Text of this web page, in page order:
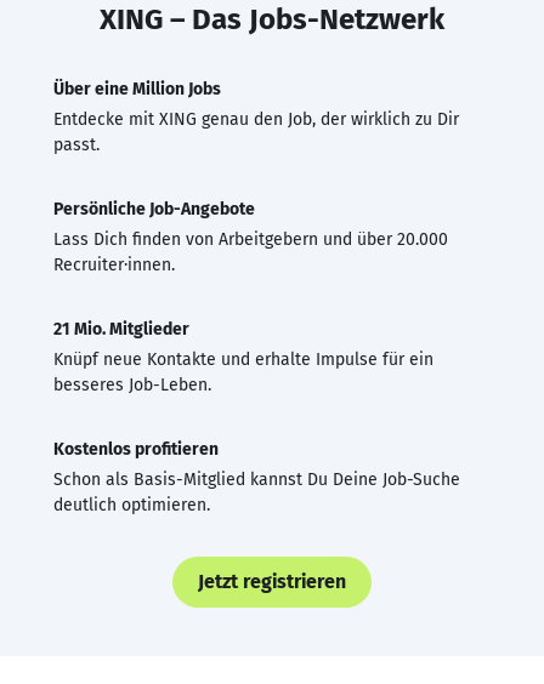
XING – Das Jobs-Netzwerk
Über eine Million Jobs
Entdecke mit XING genau den Job, der wirklich zu Dir
passt.
Persönliche Job-Angebote
Lass Dich finden von Arbeitgebern und über 20.000
Recruiter·innen.
21 Mio. Mitglieder
Knüpf neue Kontakte und erhalte Impulse für ein
besseres Job-Leben.
Kostenlos profitieren
Schon als Basis-Mitglied kannst Du Deine Job-Suche
deutlich optimieren.
Jetzt registrieren